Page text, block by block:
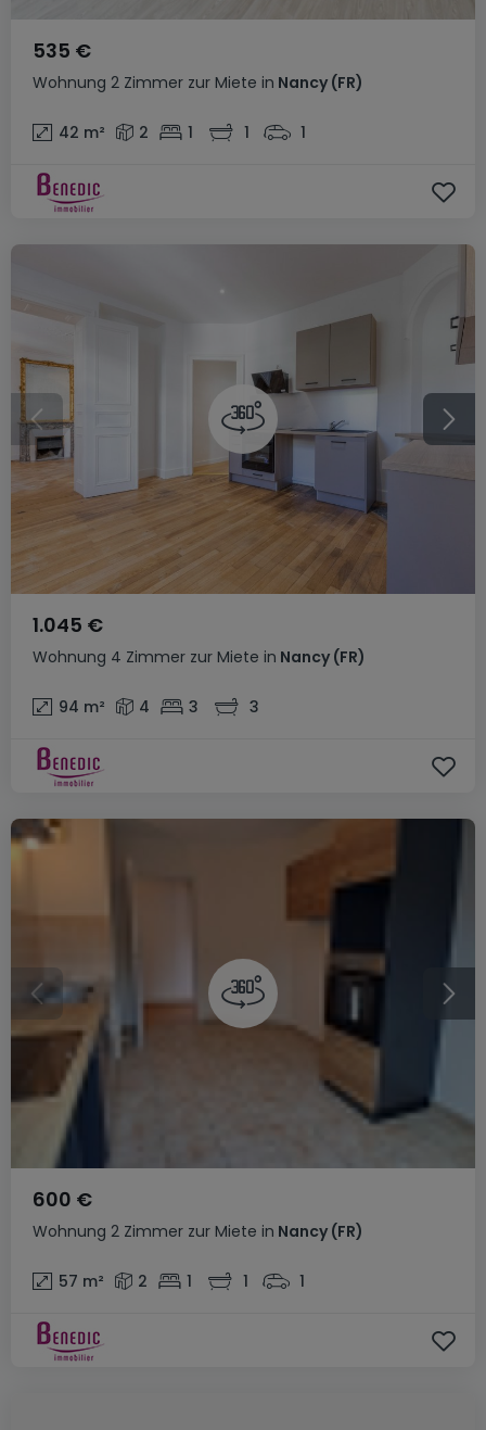
Wohnung 2 Zimmer zur Miete in Nancy (FR)
535 €
42 m² 2 1 1 1
Wohnung 4 Zimmer zur Miete in Nancy (FR)
1.045 €
94 m² 4 3 3
Wohnung 2 Zimmer zur Miete in Nancy (FR)
600 €
57 m² 2 1 1 1